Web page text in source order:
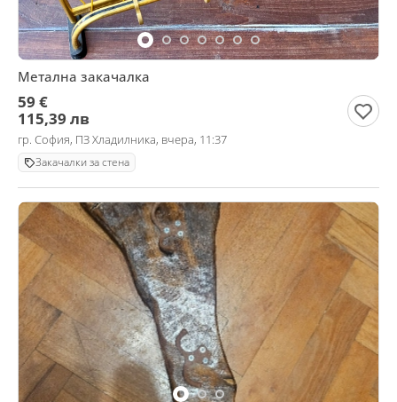
Метална закачалка
59 €
115,39 лв
гр. София, ПЗ Хладилника, вчера, 11:37
Закачалки за стена